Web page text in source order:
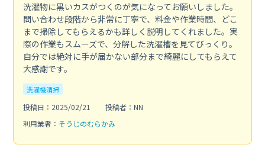
洗濯物に黒いカスがつくのが気になってお願いしました。
問い合わせ段階から非常に丁寧で、料金や作業時間、どこ
まで掃除してもらえるかも詳しく説明してくれました。実
際の作業もスムーズで、分解した洗濯槽を見てびっくり。
自分では絶対に手が届かない部分まで綺麗にしてもらえて
大感謝です。
洗濯機清掃
投稿日：2025/02/21
投稿者：NN
利用業者： そうじのむらかみ